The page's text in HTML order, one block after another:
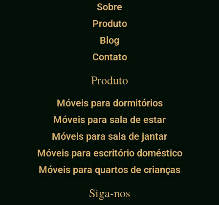
Sobre
Produto
Blog
Contato
Produto
Móveis para dormitórios
Móveis para sala de estar
Móveis para sala de jantar
Móveis para escritório doméstico
Móveis para quartos de crianças
Siga-nos